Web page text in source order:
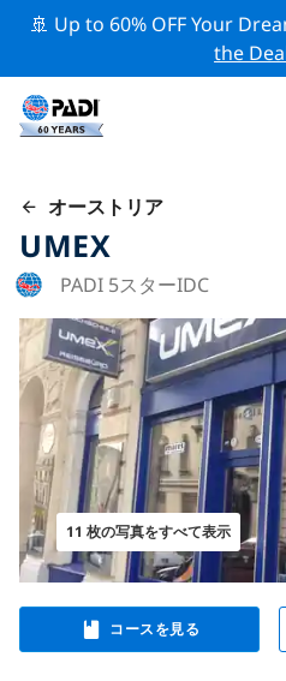
🚢 Up to 60% OFF Your
the
オーストリア
UMEX
PADI 5スターIDC
11 枚の写真をすべて表示
コースを見る